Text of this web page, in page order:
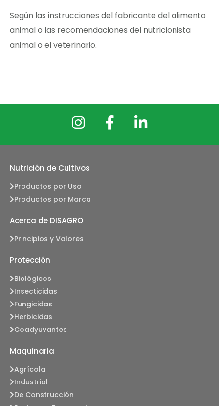
Según las instrucciones del fabricante del alimento
animal o las recomendaciones del nutricionista
animal o el veterinario.
Nutrición de Cultivos
Productos por Uso
Productos por Marca
Acerca de DISAGRO
Principios y Valores
Protección
Biológicos
Insecticidas
Fungicidas
Herbicidas
Coadyuvantes
Maquinaria
Agrícola
Industrial
De Construcción